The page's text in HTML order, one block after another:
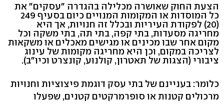
הצעת החוק שאושרה מכלילה בהגדרה ״עסקים" את
כל המוסדות או המקומות המנויים כיום בסעיף 249
(20) לפקודת העיריות ובכלל זה חנויות, אך היא
מחריגה מסעדות, בתי קפה, בתי תה, בתי משקה וכל
מקום אחר שבו מכינים או מגישים מאכלים או משקאות
לצריכה במקום, וכן היא מחריגה מקומות של עינוג
ציבורי (הצגות של תאטרון, קולנוע, קונצרט וכיו"ב).
כלומר: בעניינם של בתי עסק דוגמת פיצוציות וחנויות
מרכולים קטנות או סופרמרקטים קטנים, שפעלו